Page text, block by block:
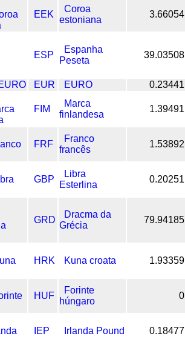
EEK
Coroa
estoniana
3.66054
ESP
Espanha
Peseta
39.03508
EUR EURO 0.23441
FIM
Marca
finlandesa
1.39491
FRF
Franco
francês
1.53892
GBP
Libra
Esterlina
0.20251
GRD
Dracma da
Grécia
79.94185
HRK Kuna croata 1.93359
HUF
Forinte
húngaro
0
IEP Irlanda Pound 0.18477